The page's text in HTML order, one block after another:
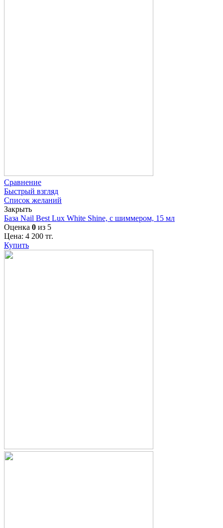
Сравнение
Быстрый взгляд
Список желаний
Закрыть
База Nail Best Lux White Shine, с шиммером, 15 мл
Оценка 0 из 5
Цена: 4 200 тг.
Купить